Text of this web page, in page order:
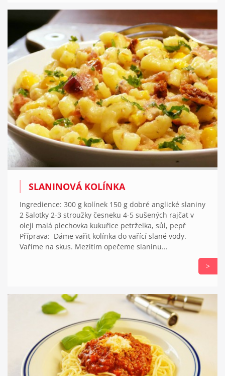
SLANINOVÁ KOLÍNKA
Ingredience: 300 g kolínek 150 g dobré anglické slaniny
2 šalotky 2-3 stroužky česneku 4-5 sušených rajčat v
oleji malá plechovka kukuřice petrželka, sůl, pepř
Příprava: Dáme vařit kolínka do vařící slané vody.
Vaříme na skus. Mezitím opečeme slaninu...
>